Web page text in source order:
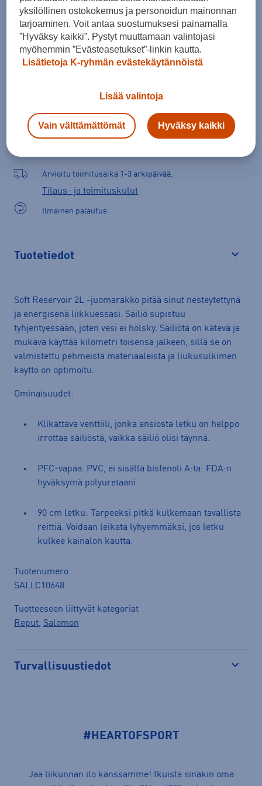
Lisää ostoskoriin
SaatavillaMyymälät:
Valitse koko nähdäksesi myymäläsaatavuuden.
Arvioitu toimitusaika 1-3 arkipäivää.
Tilaus- ja toimituskulut
Ilmainen palautus
Tuotetiedot
Soft Reservoir 2L -juomarakko pitää sinut nesteytettynä
ja energisenä liikkuessasi. Säiliö supistuu
tyhjentyessään, joten vesi ei hölsky. Säiliötä on kätevä ja
mukava käyttää kilometri toisensa jälkeen, sillä se on
valmistettu pehmeistä materiaaleista ja liukusulkimen
käyttö on optimoitu.
Ominaisuudet:
Klikattava venttiili, jonka ansiosta letku on helppo
irrottaa säiliöstä, vaikka säiliö olisi täynnä.
PFC-vapaa. PVC, ei sisällä bisfenoli A:ta: FDA:n
hyväksymä polyuretaani.
90 cm letku: Tarpeeksi pitkä kulkemaan tavallista
reittiä. Voidaan leikata lyhyemmäksi, jos letku
kulkee kainalon kautta.
Tuotenumero
SALLC10648
Tuotteeseen liittyvät kategoriat
Reput, Salomon
Turvallisuustiedot
#HEARTOFSPORT
Jaa liikunnan ilo kanssamme! Ikuista sinäkin oma
yksilöllinen ostokokemus ja personoidun mainonnan
tarjoaminen. Voit antaa suostumuksesi painamalla
”Hyväksy kaikki”. Pystyt muuttamaan valintojasi
myöhemmin ”Evästeasetukset”-linkin kautta.
Lisätietoja K-ryhmän evästekäytännöistä
Lisää valintoja
Vain välttämättömät Hyväksy kaikki